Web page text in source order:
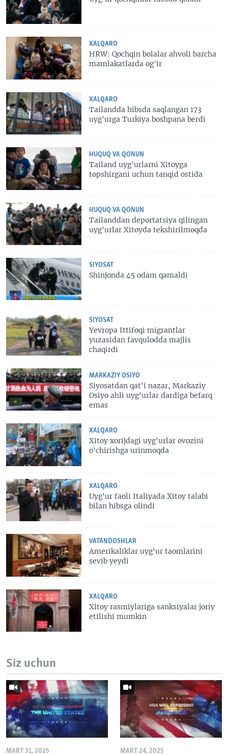
XALQARO
HRW: Qochqin bolalar ahvoli barcha
mamlakatlarda og'ir
XALQARO
Tailandda hibsda saqlangan 173
uyg'urga Turkiya boshpana berdi
HUQUQ VA QONUN
Tailand uyg'urlarni Xitoyga
topshirgani uchun tanqid ostida
HUQUQ VA QONUN
Tailanddan deportatsiya qilingan
uyg'urlar Xitoyda tekshirilmoqda
SIYOSAT
Shinjonda 45 odam qamaldi
SIYOSAT
Yevropa Ittifoqi migrantlar
yuzasidan favqulodda majlis
chaqirdi
MARKAZIY OSIYO
Siyosatdan qat'i nazar, Markaziy
Osiyo ahli uyg'urlar dardiga befarq
emas
XALQARO
Xitoy xorijdagi uyg'urlar ovozini
o'chirishga urinmoqda
XALQARO
Uyg'ur faoli Italiyada Xitoy talabi
bilan hibsga olindi
VATANDOSHLAR
Amerikaliklar uyg'ur taomlarini
sevib yeydi
XALQARO
Xitoy rasmiylariga sanksiyalar joriy
etilishi mumkin
Siz uchun
MART 31, 2025 MART 24, 2025